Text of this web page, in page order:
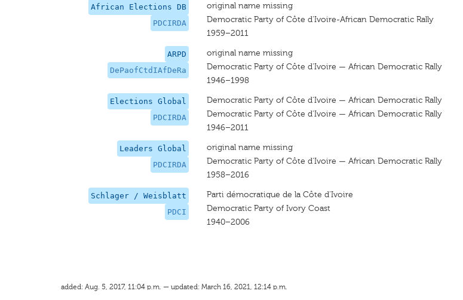
African Elections DB
PDCIRDA
original name missing
Democratic Party of Côte d'Ivoire-African Democratic Rally
1959–2011
ARPD
DePaofCtdIAfDeRa
original name missing
Democratic Party of Côte d'Ivoire — African Democratic Rally
1946–1998
Elections Global
PDCIRDA
Democratic Party of Côte d'Ivoire — African Democratic Rally
Democratic Party of Côte d'Ivoire — African Democratic Rally
1946–2011
Leaders Global
PDCIRDA
original name missing
Democratic Party of Côte d'Ivoire — African Democratic Rally
1958–2016
Schlager / Weisblatt
PDCI
Parti démocratique de la Côte d’Ivoire
Democratic Party of Ivory Coast
1940–2006
added: Aug. 5, 2017, 11:04 p.m. — updated: March 16, 2021, 12:14 p.m.